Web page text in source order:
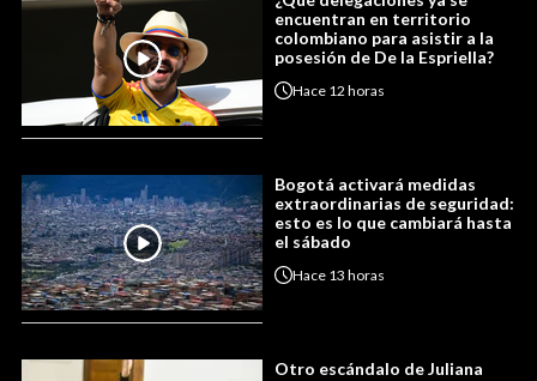
encuentran en territorio
colombiano para asistir a la
posesión de De la Espriella?
Hace 12 horas
Bogotá activará medidas
extraordinarias de seguridad:
esto es lo que cambiará hasta
el sábado
Hace 13 horas
Otro escándalo de Juliana